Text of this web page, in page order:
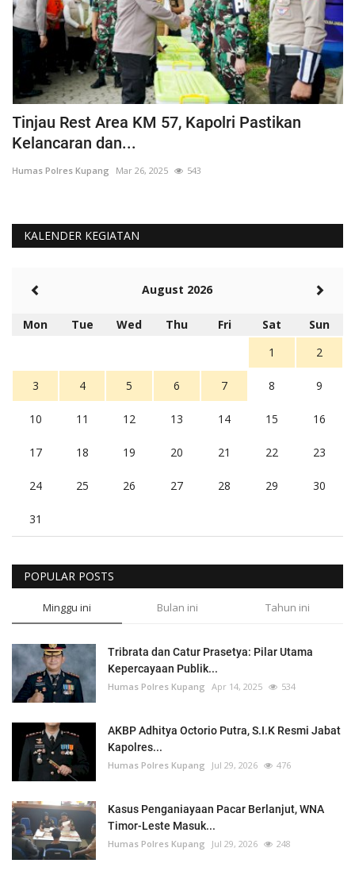
Tinjau Rest Area KM 57, Kapolri Pastikan
Kelancaran dan...
Humas Polres Kupang Mar 26, 2025 543
KALENDER KEGIATAN
August 2026
Mon Tue Wed Thu Fri Sat
Sun
1
2
3 4 5 6 7 8 9
10 11 12 13 14 15 16
17 18 19 20 21 22 23
24 25 26 27 28 29 30
31
POPULAR POSTS
Minggu ini Bulan ini Tahun ini
Tribrata dan Catur Prasetya: Pilar Utama
Kepercayaan Publik...
Humas Polres Kupang Apr 14, 2025 534
AKBP Adhitya Octorio Putra, S.I.K Resmi Jabat
Kapolres...
Humas Polres Kupang Jul 29, 2026 476
Kasus Penganiayaan Pacar Berlanjut, WNA
Timor-Leste Masuk...
Humas Polres Kupang Jul 29, 2026 248